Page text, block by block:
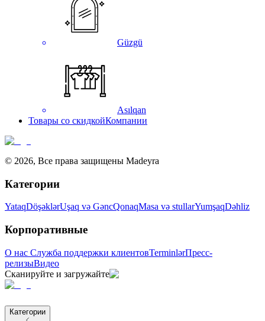
Güzgü
Asılqan
Товары со скидкойКомпании
© 2026, Все права защищены Madeyra
Категории
YataqDöşəklərUşaq və GəncQonaqMasa və stullarYumşaqDəhliz
Корпоративные
О нас Служба поддержки клиентовTerminlərПресс-
релизыВидео
Сканируйте и загружайте
Категории